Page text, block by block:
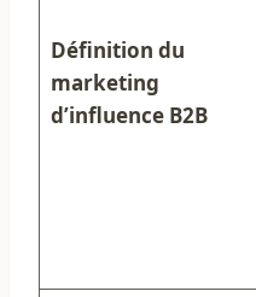
Définition du
marketing
d’influence B2B